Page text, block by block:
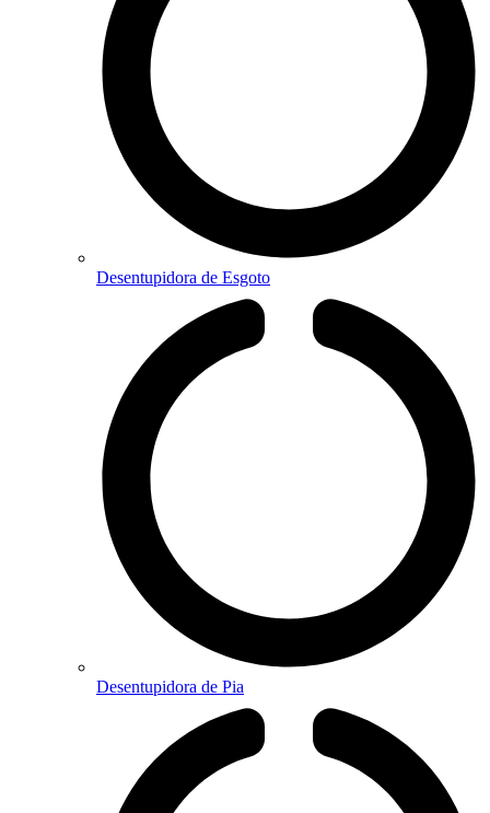
Desentupidora de Esgoto
Desentupidora de Pia